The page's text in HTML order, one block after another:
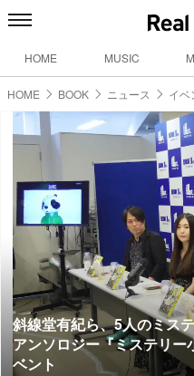
HOME MUSIC
HOME BOOK ニュース イベ
斜線堂有紀ら、5人のミ
アンソロジー『ミステリー
ベント